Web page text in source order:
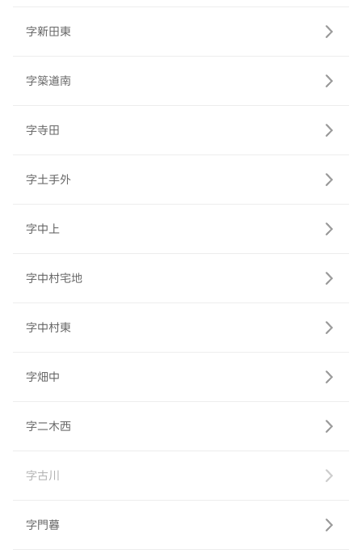
字新田東
字築道南
字寺田
字土手外
字中上
字中村宅地
字中村東
字畑中
字二木西
字古川
字門暮